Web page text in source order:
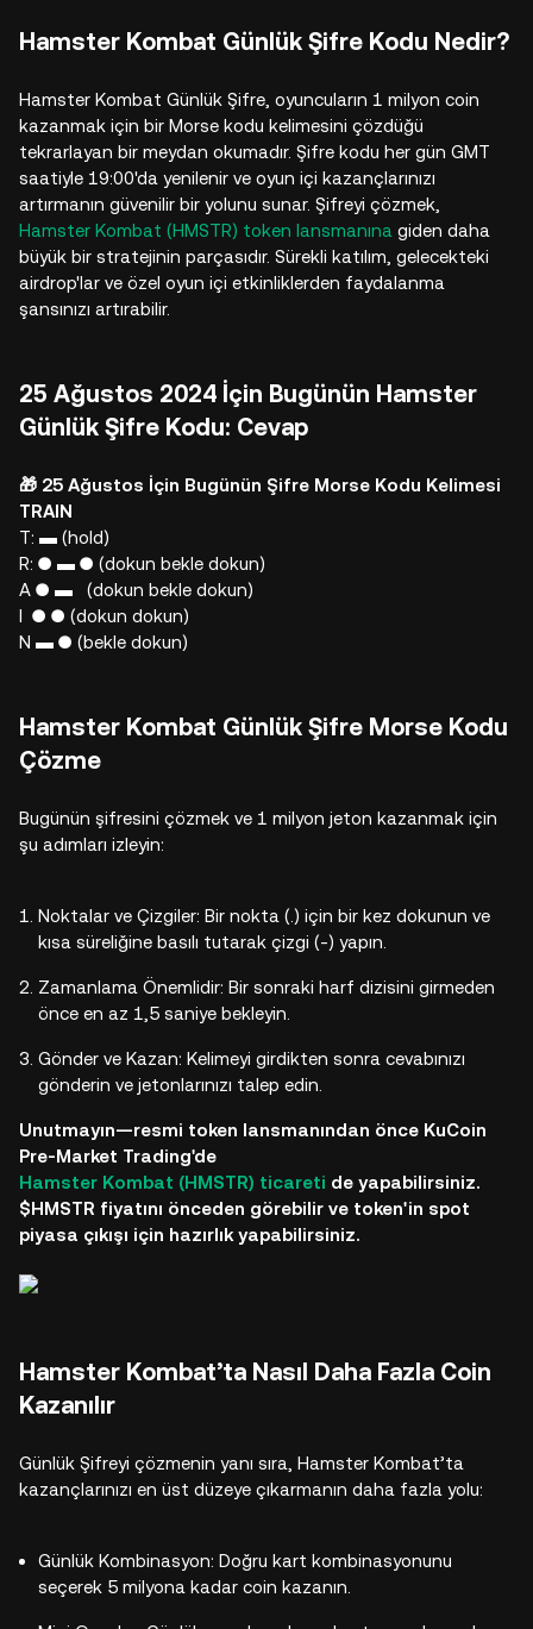
Hamster Kombat Günlük Şifre Kodu Nedir?
Hamster Kombat Günlük Şifre, oyuncuların 1 milyon coin
kazanmak için bir Morse kodu kelimesini çözdüğü
tekrarlayan bir meydan okumadır. Şifre kodu her gün GMT
saatiyle 19:00'da yenilenir ve oyun içi kazançlarınızı
artırmanın güvenilir bir yolunu sunar. Şifreyi çözmek,
Hamster Kombat (HMSTR) token lansmanına giden daha
büyük bir stratejinin parçasıdır. Sürekli katılım, gelecekteki
airdrop'lar ve özel oyun içi etkinliklerden faydalanma
şansınızı artırabilir.
25 Ağustos 2024 İçin Bugünün Hamster
Günlük Şifre Kodu: Cevap
🎁 25 Ağustos İçin Bugünün Şifre Morse Kodu Kelimesi
TRAIN
T: ▬ (hold)
R: ● ▬ ● (dokun bekle dokun)
A ● ▬ (dokun bekle dokun)
I ● ● (dokun dokun)
N ▬ ● (bekle dokun)
Hamster Kombat Günlük Şifre Morse Kodu
Çözme
Bugünün şifresini çözmek ve 1 milyon jeton kazanmak için
şu adımları izleyin:
Noktalar ve Çizgiler: Bir nokta (.) için bir kez dokunun ve
kısa süreliğine basılı tutarak çizgi (-) yapın.
Zamanlama Önemlidir: Bir sonraki harf dizisini girmeden
önce en az 1,5 saniye bekleyin.
Gönder ve Kazan: Kelimeyi girdikten sonra cevabınızı
gönderin ve jetonlarınızı talep edin.
Unutmayın—resmi token lansmanından önce KuCoin
Pre-Market Trading'de
Hamster Kombat (HMSTR) ticareti de yapabilirsiniz.
$HMSTR fiyatını önceden görebilir ve token'in spot
piyasa çıkışı için hazırlık yapabilirsiniz.
Hamster Kombat’ta Nasıl Daha Fazla Coin
Kazanılır
Günlük Şifreyi çözmenin yanı sıra, Hamster Kombat’ta
kazançlarınızı en üst düzeye çıkarmanın daha fazla yolu:
Günlük Kombinasyon: Doğru kart kombinasyonunu
seçerek 5 milyona kadar coin kazanın.